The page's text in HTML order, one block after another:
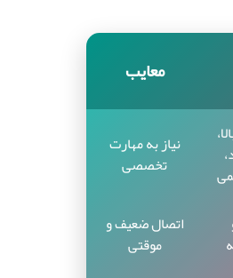
معایب
نیاز به مهارت
تخصصی
اتصال ضعیف و
موقتی